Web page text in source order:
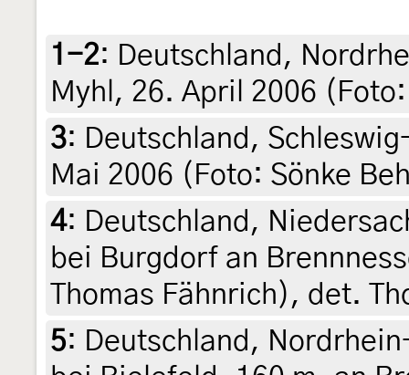
1-2: Deutschland,
Myhl, 26. April 2006
3: Deutschland,
Mai 2006 (Foto: Sönke
4: Deutschland,
bei Burgdorf an
Thomas Fähnrich), det.
5: Deutschland,